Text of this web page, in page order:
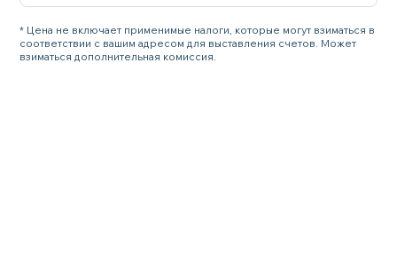
* Цена не включает применимые налоги, которые могут взиматься в
соответствии с вашим адресом для выставления счетов. Может
взиматься дополнительная комиссия.